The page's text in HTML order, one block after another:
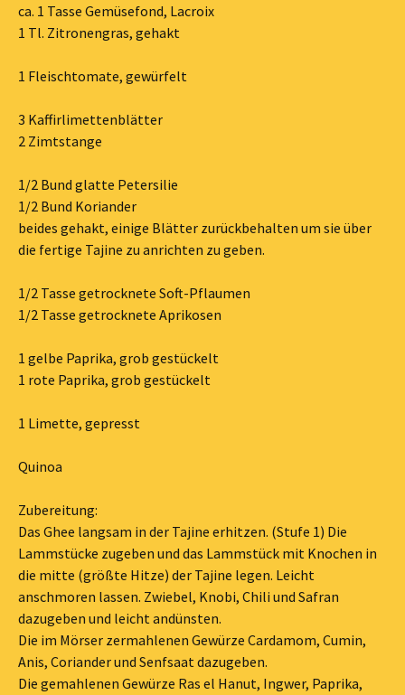
ca. 1 Tasse Gemüsefond, Lacroix
1 Tl. Zitronengras, gehakt
1 Fleischtomate, gewürfelt
3 Kaffirlimettenblätter
2 Zimtstange
1/2 Bund glatte Petersilie
1/2 Bund Koriander
beides gehakt, einige Blätter zurückbehalten um sie über
die fertige Tajine zu anrichten zu geben.
1/2 Tasse getrocknete Soft-Pflaumen
1/2 Tasse getrocknete Aprikosen
1 gelbe Paprika, grob gestückelt
1 rote Paprika, grob gestückelt
1 Limette, gepresst
Quinoa
Zubereitung:
Das Ghee langsam in der Tajine erhitzen. (Stufe 1) Die
Lammstücke zugeben und das Lammstück mit Knochen in
die mitte (größte Hitze) der Tajine legen. Leicht
anschmoren lassen. Zwiebel, Knobi, Chili und Safran
dazugeben und leicht andünsten.
Die im Mörser zermahlenen Gewürze Cardamom, Cumin,
Anis, Coriander und Senfsaat dazugeben.
Die gemahlenen Gewürze Ras el Hanut, Ingwer, Paprika,